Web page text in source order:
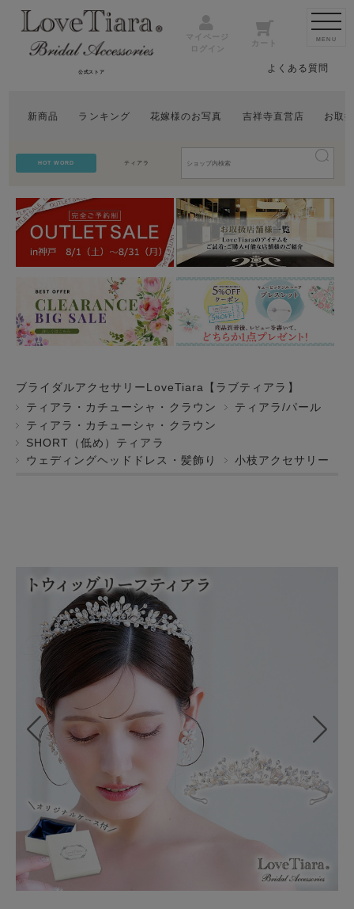
公式ストア
マイページ
ログイン
カート
よくある質問
新商品 ランキング 花嫁様のお写真 吉祥寺直営店 お取
HOT WORD ティアラ
MENU
ブライダルアクセサリーLoveTiara【ラブティアラ】
ティアラ・カチューシャ・クラウン
ティアラ/パール
ティアラ・カチューシャ・クラウン
SHORT（低め）ティアラ
ウェディングヘッドドレス・髪飾り
小枝アクセサリー